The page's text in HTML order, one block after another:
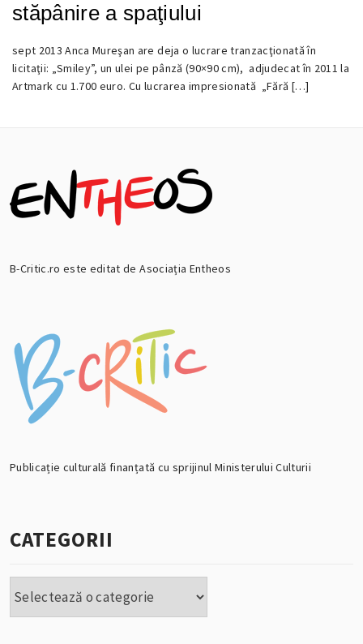
stăpânire a spaţiului
11
SEPTEMBRIE
0
sept 2013 Anca Mureşan are deja o lucrare tranzacţionată în
licitaţii: „Smiley”, un ulei pe pânză (90×90 cm), adjudecat în 2011 la
Artmark cu 1.700 euro. Cu lucrarea impresionată „Fără […]
B-Critic.ro este editat de Asociația Entheos
Publicație culturală finanțată cu sprijinul Ministerului Culturii
CATEGORII